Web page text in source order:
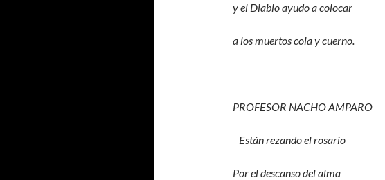
y el Diablo ayudo a colocar
a los muertos cola y cuerno.
PROFESOR NACHO AMPARO
Están rezando el rosario
Por el descanso del alma